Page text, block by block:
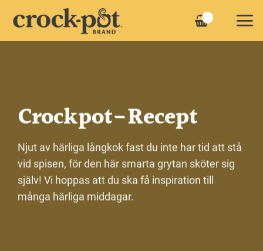
Crockpot-Recept
Njut av härliga långkok fast du inte har tid att stå
vid spisen, för den här smarta grytan sköter sig
själv! Vi hoppas att du ska få inspiration till
många härliga middagar.